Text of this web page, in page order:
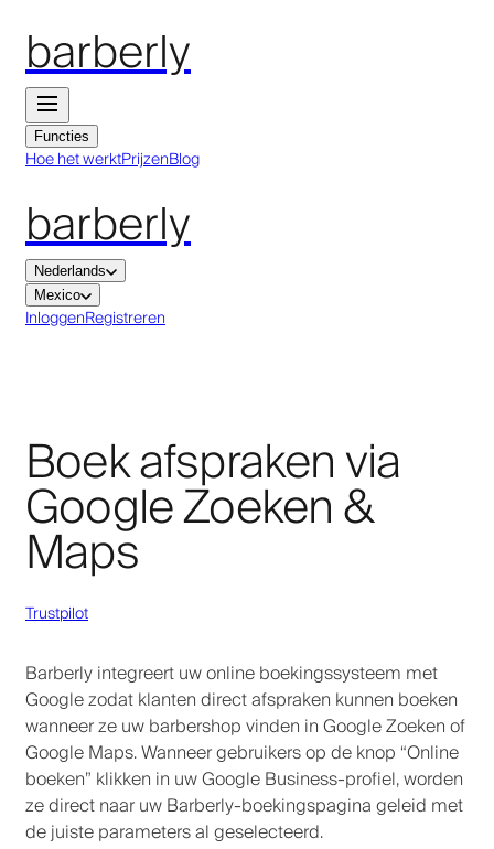
barberly
Functies
Hoe het werktPrijzenBlog
barberly
Nederlands
Mexico
InloggenRegistreren
Boek afspraken via
Google Zoeken &
Maps
Trustpilot
Barberly integreert uw online boekingssysteem met
Google zodat klanten direct afspraken kunnen boeken
wanneer ze uw barbershop vinden in Google Zoeken of
Google Maps. Wanneer gebruikers op de knop “Online
boeken” klikken in uw Google Business-profiel, worden
ze direct naar uw Barberly-boekingspagina geleid met
de juiste parameters al geselecteerd.